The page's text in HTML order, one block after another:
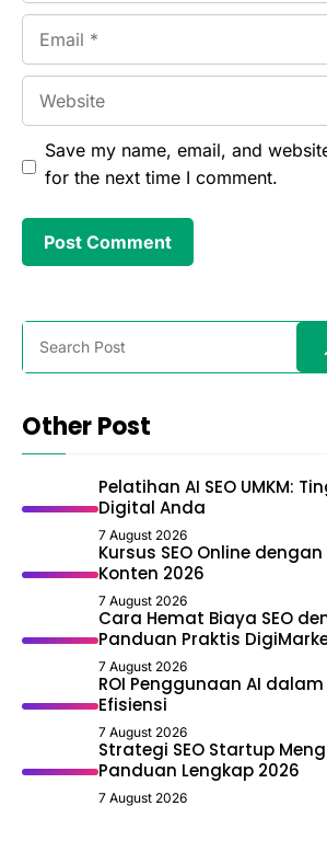
Save my name, email, and
for the next time I comment.
Search
Other Post
Pelatihan AI SEO UMKM:
Digital Anda
7 August 2026
Kursus SEO Online
Konten 2026
7 August 2026
Cara Hemat Biaya SEO
Panduan Praktis
7 August 2026
ROI Penggunaan AI
Efisiensi
7 August 2026
Strategi SEO Startup
Panduan Lengkap 2026
7 August 2026